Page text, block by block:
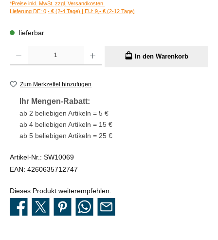
*Preise inkl. MwSt. zzgl. Versandkosten
Lieferung DE: 0,- € (2-4 Tage) | EU: 9,- € (2-12 Tage)
lieferbar
In den Warenkorb
Zum Merkzettel hinzufügen
Ihr Mengen-Rabatt:
ab 2 beliebigen Artikeln = 5 €
ab 4 beliebigen Artikeln = 15 €
ab 5 beliebigen Artikeln = 25 €
Artikel-Nr.: SW10069
EAN: 4260635712747
Dieses Produkt weiterempfehlen: